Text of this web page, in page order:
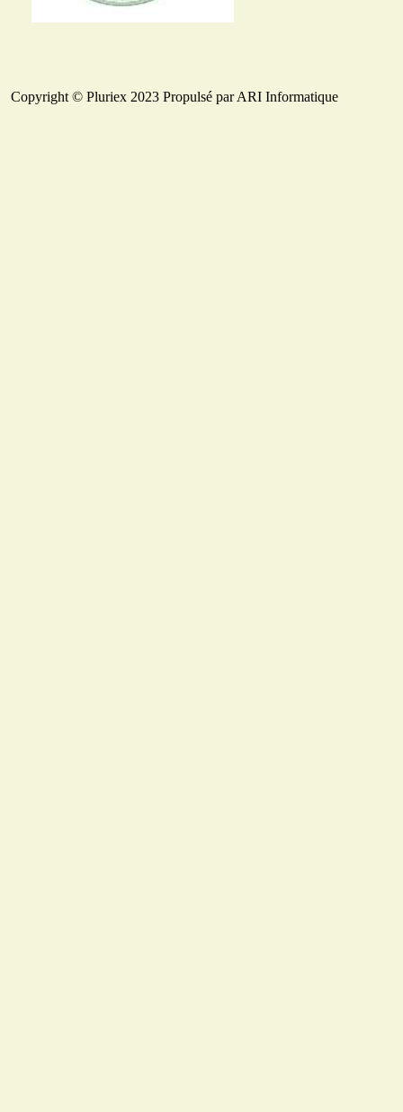
Copyright © Pluriex 2023 Propulsé par ARI Informatique